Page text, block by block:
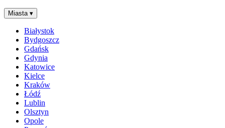
Miasta ▾
Białystok
Bydgoszcz
Gdańsk
Gdynia
Katowice
Kielce
Kraków
Łódź
Lublin
Olsztyn
Opole